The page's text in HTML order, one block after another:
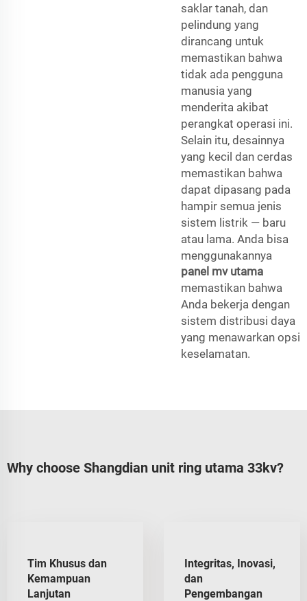
saklar tanah, dan
pelindung yang
dirancang untuk
memastikan bahwa
tidak ada pengguna
manusia yang
menderita akibat
perangkat operasi ini.
Selain itu, desainnya
yang kecil dan cerdas
memastikan bahwa
dapat dipasang pada
hampir semua jenis
sistem listrik — baru
atau lama. Anda bisa
menggunakannya
panel mv utama
memastikan bahwa
Anda bekerja dengan
sistem distribusi daya
yang menawarkan opsi
keselamatan.
Why choose Shangdian unit ring utama 33kv?
Tim Khusus dan
Kemampuan
Lanjutan
Integritas, Inovasi,
dan
Pengembangan